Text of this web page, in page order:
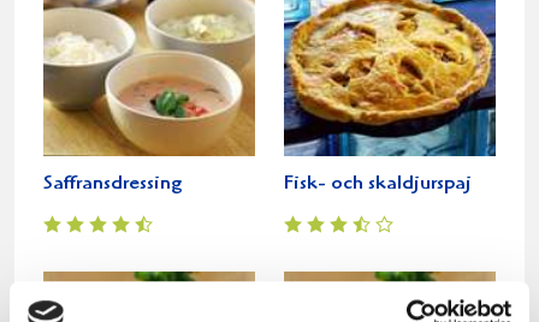
Saffransdressing Fisk- och skaldjurspaj